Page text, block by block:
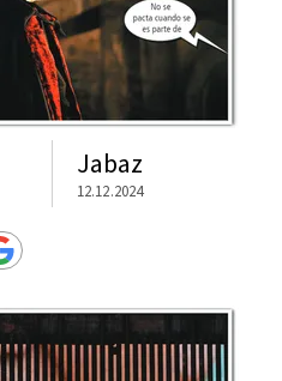
Jabaz
12.12.2024